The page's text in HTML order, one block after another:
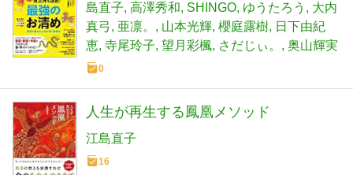
島直子 高澤秀和 SHINGO ゆうたろう
大内
真弓
亜凛。 山本光輝 櫻庭露樹
日下由紀
恵 寺尾玲子 望月彩楓 さだじぃ。 奥山輝実
0
人生が再生する鳳凰メソッド
江島直子
16